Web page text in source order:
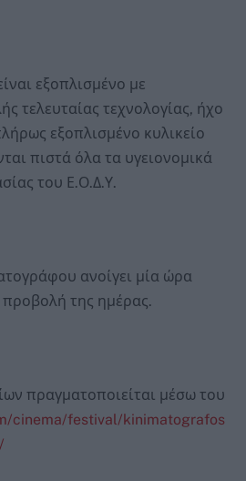
εξοπλισμένο με
τελευταίας τεχνολογίας, ήχο
εξοπλισμένο κυλικείο
πιστά όλα τα υγειονομικά
του Ε.Ο.Δ.Υ.
ανοίγει μία ώρα
της ημέρας.
πραγματοποιείται μέσω του
cinema/festival/kinimatografos